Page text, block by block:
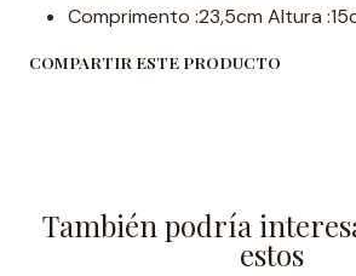
Comprimento :23,5cm Altura
COMPARTIR ESTE PRODUCTO
También podría
estos